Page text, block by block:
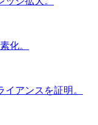
化。
アンスを証明。